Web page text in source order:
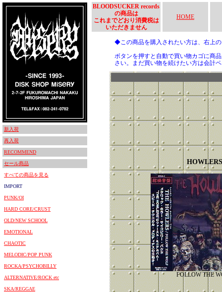
新入荷
再入荷
RECOMMEND
セール商品
すべての商品を見る
IMPORT
PUNK/OI
HARD CORE/CRUST
OLD/NEW SCHOOL
EMOTIONAL
CHAOTIC
MELODIC/POP PUNK
ROCKA/PSYCHOBILLY
ALTERNATIVE/ROCK etc
SKA/REGGAE
BLOODSUCKER records
の商品は
これまでどおり消費税は
いただきません
HOME
◆この商品を購入されたい方は、右上
ボタンを押すと自動で買い物カゴに商
さい。まだ買い物を続けたい方は会計
HOWLERS
FOLLOW THE